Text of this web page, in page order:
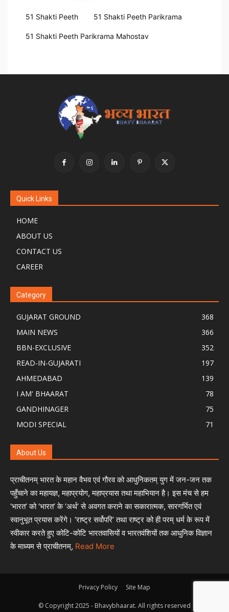
51 Shakti Peeth 51 Shakti Peeth Parikrama
51 Shakti Peeth Parikrama Mahostav
Quick Links
HOME
ABOUT US
CONTACT US
CAREER
Category
GUJARAT GROUND
368
MAIN NEWS
366
BBN-EXCLUSIVE
352
READ-IN-GUJARATI
197
AHMEDABAD
139
I AM' BHAARAT
78
GANDHINAGER
75
MODI SPECIAL
71
About Us
प्राचीतनम् भारत के महान वैभव एवं गौरव को आधुनिकतम् युग में जन-जन तक
पहुँचाने का महायज्ञ, महाप्रयोग, महाप्रयास तथा महाभियान है। इस मंच से हम
‘भारत’ को ‘भारत’ के ‘अर्थ’ से अवगत कराने का सकारात्मक, सारगर्भित एवं
स्वानुभूत प्रयास करेंगे। ‘राष्ट्र सर्वोपरि’ तथा राष्ट्र को ही परम् धर्म के रूप में
स्वीकार करते हुए कोटि-कोटि भारतवासियों व भारतवंशियों तक आधुनिक विज्ञान
के माध्यम से प्राचीतनम्, Read More
Privacy Policy Site Map
© Copyright 2025 - Bhavybhaarat. All rights reserved